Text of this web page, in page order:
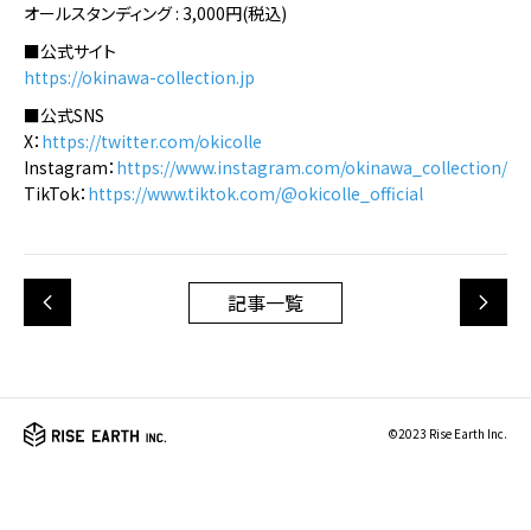
オールスタンディング : 3,000円(税込)
■公式サイト
https://okinawa-collection.jp
■公式SNS
X： https://twitter.com/okicolle
Instagram： https://www.instagram.com/okinawa_collection/
TikTok： https://www.tiktok.com/@okicolle_official
記事一覧
©2023 Rise Earth Inc.